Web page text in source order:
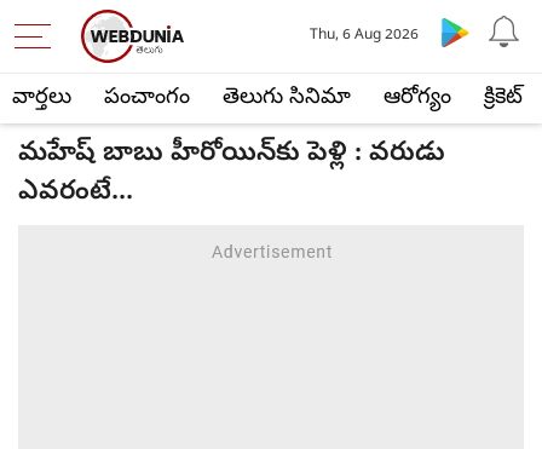
వార్తలు పంచాంగం తెలుగు సినిమా ఆరోగ్యం క్రికెట్
Thu, 6 Aug 2026
మహేష్ బాబు హీరోయిన్‌‌కు పెళ్లి : వరుడు
ఎవరంటే...